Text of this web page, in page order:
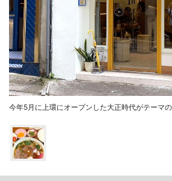
今年5月に上環にオープンした大正時代がテーマ